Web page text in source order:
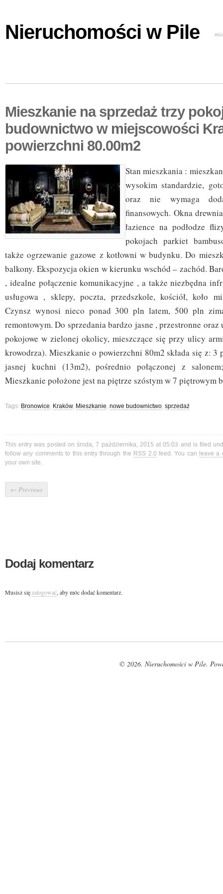
Nieruchomości w Pile
Mieszkanie na sprzedaż trzy
budownictwo w miejscowości
powierzchni 80.00m2
Stan mieszkania :
wysokim standardzie,
oraz nie wymaga
finansowych. Okna
łazience na podłodze
pokojach parkiet
także ogrzewanie gazowe z kotłowni w budynku. Do
balkony. Ekspozycja okien w kierunku wschód – zachód.
, idealne połączenie komunikacyjne , a także niezbędna
usługowa , sklepy, poczta, przedszkole, kościół, koło
Czynsz wynosi nieco ponad 300 pln latem, 500 pln
remontowym. Do sprzedania bardzo jasne , przestronne oraz
pokojowe w zielonej okolicy, mieszczące się przy ulicy
krowodrza). Mieszkanie o powierzchni 80m2 składa się z:
jasnej kuchni (13m2), pośrednio połączonej z
Mieszkanie położone jest na piętrze szóstym w 7 piętrowym
Tags: Bronowice, Kraków, Mieszkanie, nowe budownictwo, sprzedaż
This entry was posted on środa, 7 października, 2015 at 05:03 and is filed
follow any comments to this entry through the RSS 2.0 feed. You can leave a
your own site.
← Previous
Dodaj komentarz
Musisz sięzalogować, aby móc dodać komentarz.
© 2026. Nieruchomości w Pile.